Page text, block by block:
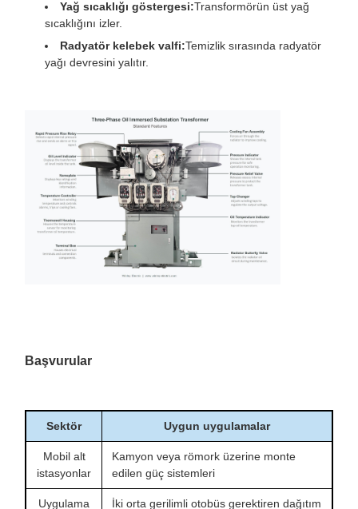
Yağ sıcaklığı göstergesi:Transformörün üst yağ
sıcaklığını izler.
Radyatör kelebek valfi:Temizlik sırasında radyatör
yağı devresini yalıtır.
Başvurular
Sektör Uygun uygulamalar
Mobil alt
istasyonlar
Kamyon veya römork üzerine monte
edilen güç sistemleri
Uygulama İki orta gerilimli otobüs gerektiren dağıtım